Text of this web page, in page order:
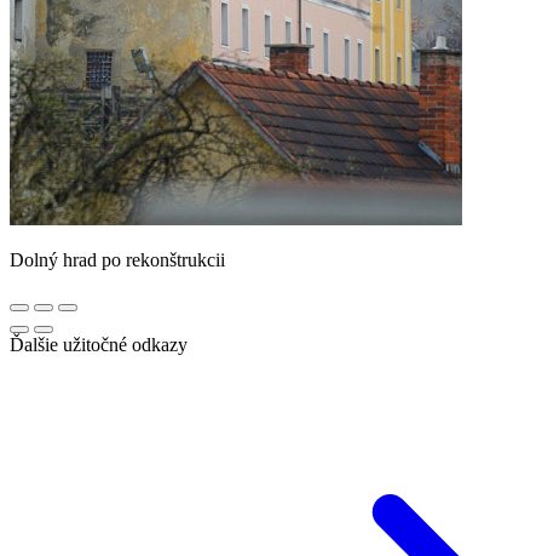
Dolný hrad po rekonštrukcii
Ďalšie užitočné odkazy